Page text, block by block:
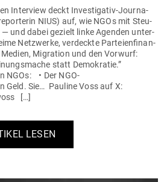
Interview deckt Inves­­ti­­gativ-Jour­na­­
NIUS) auf, wie NGOs mit Steu­
und dabei gezielt linke Agenden unter­
Netz­werke, ver­deckte Par­tei­en­fi­nan­
Migration und den Vorwurf:
statt Demo­kratie.”
NGOs: • Der NGO-
Geld. Sie… Pauline Voss auf X:
[…]
LESEN